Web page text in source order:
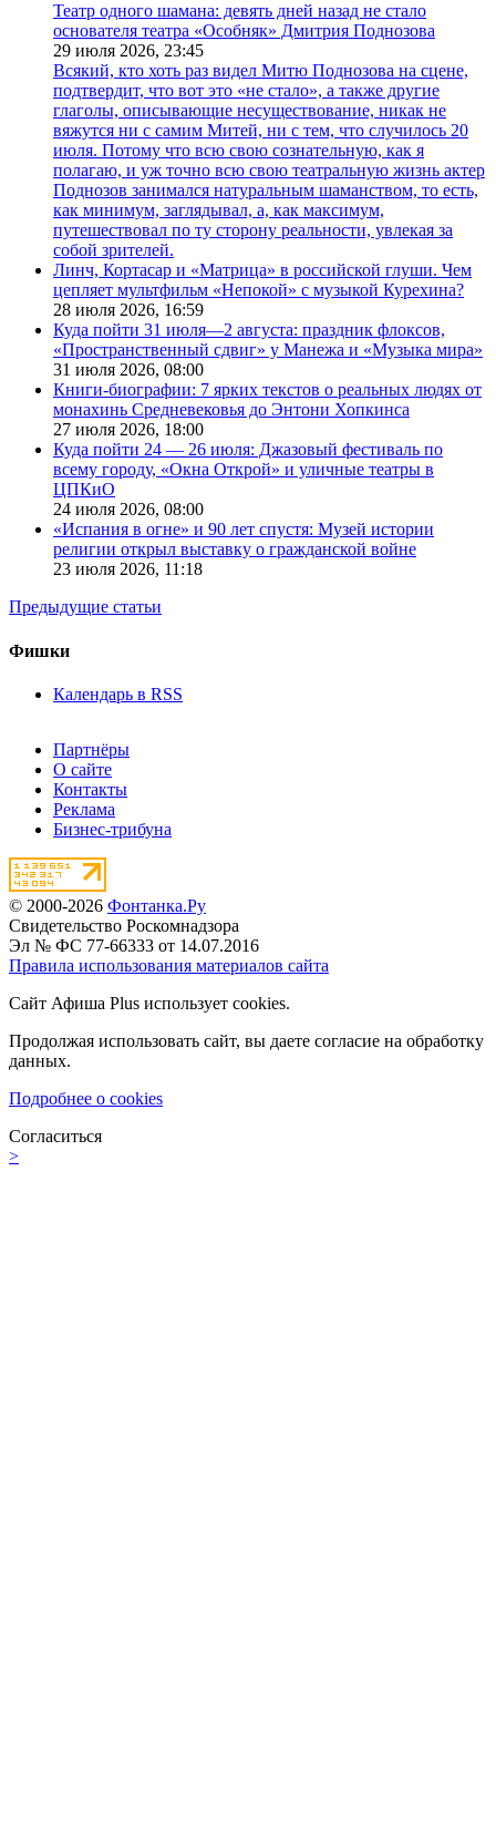
Театр одного шамана: девять дней назад не стало
основателя театра «Особняк» Дмитрия Поднозова
29 июля 2026, 23:45
Всякий, кто хоть раз видел Митю Поднозова на сцене,
подтвердит, что вот это «не стало», а также другие
глаголы, описывающие несуществование, никак не
вяжутся ни с самим Митей, ни с тем, что случилось 20
июля. Потому что всю свою сознательную, как я
полагаю, и уж точно всю свою театральную жизнь актер
Поднозов занимался натуральным шаманством, то есть,
как минимум, заглядывал, а, как максимум,
путешествовал по ту сторону реальности, увлекая за
собой зрителей.
Линч, Кортасар и «Матрица» в российской глуши. Чем
цепляет мультфильм «Непокой» с музыкой Курехина?
28 июля 2026, 16:59
Куда пойти 31 июля—2 августа: праздник флоксов,
«Пространственный сдвиг» у Манежа и «Музыка мира»
31 июля 2026, 08:00
Книги-биографии: 7 ярких текстов о реальных людях от
монахинь Средневековья до Энтони Хопкинса
27 июля 2026, 18:00
Куда пойти 24 — 26 июля: Джазовый фестиваль по
всему городу, «Окна Открой» и уличные театры в
ЦПКиО
24 июля 2026, 08:00
«Испания в огне» и 90 лет спустя: Музей истории
религии открыл выставку о гражданской войне
23 июля 2026, 11:18
Предыдущие статьи
Фишки
Календарь в RSS
Партнёры
О сайте
Контакты
Реклама
Бизнес-трибуна
© 2000-2026 Фонтанка.Ру
Свидетельство Роскомнадзора
Эл № ФС 77-66333 от 14.07.2016
Правила использования материалов сайта
Сайт Афиша Plus использует cookies.
Продолжая использовать сайт, вы даете согласие на обработку
данных.
Подробнее о cookies
Согласиться
>